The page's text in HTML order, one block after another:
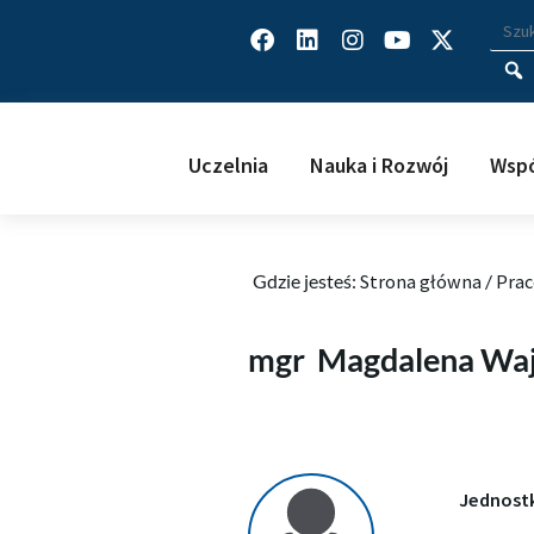
Facebook
LinkedinInstagram
Youtube
X-
twitter
Uczelnia Nauka i Rozwój
Gdzie jesteś: Strona główna /
Magdalena Wajda
mgr Magdalena